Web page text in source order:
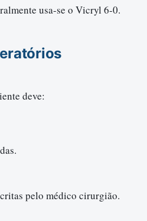
usa-se o Vicryl 6-0.
deve:
pelo médico cirurgião.